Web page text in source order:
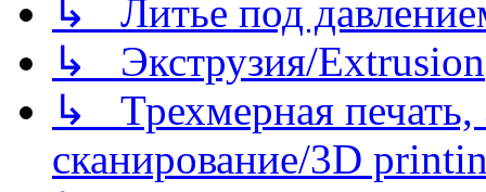
↳ Литье под
↳ Экструзия/Extrusion
↳ Трехмерная
сканирование/3D